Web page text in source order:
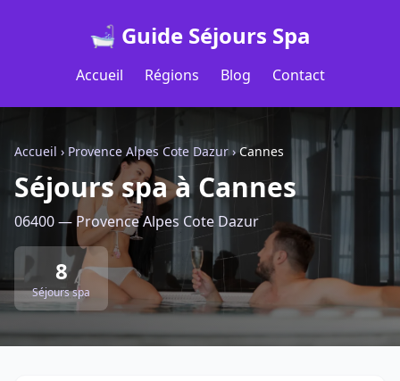
🛁 Guide Séjours Spa
Accueil Régions Blog Contact
Accueil › Provence Alpes Cote Dazur›Cannes
Séjours spa à Cannes
06400 — Provence Alpes Cote Dazur
8
Séjours spa